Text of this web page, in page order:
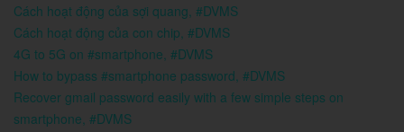
Cách hoạt động của sợi quang, #DVMS
Cách hoạt động của con chip, #DVMS
4G to 5G on #smartphone, #DVMS
How to bypass #smartphone password, #DVMS
Recover gmail password easily with a few simple steps on
smartphone, #DVMS